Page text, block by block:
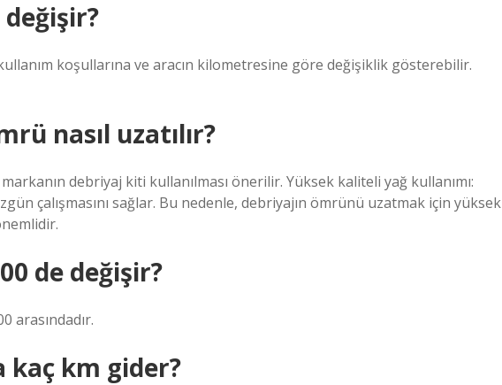
koşullarına ve aracın kilometresine göre değişiklik gösterebilir.
nasıl uzatılır?
debriyaj kiti kullanılması önerilir. Yüksek kaliteli yağ kullanımı:
çalışmasını sağlar. Bu nedenle, debriyajın ömrünü uzatmak için yüksek
de değişir?
arasındadır.
kaç km gider?